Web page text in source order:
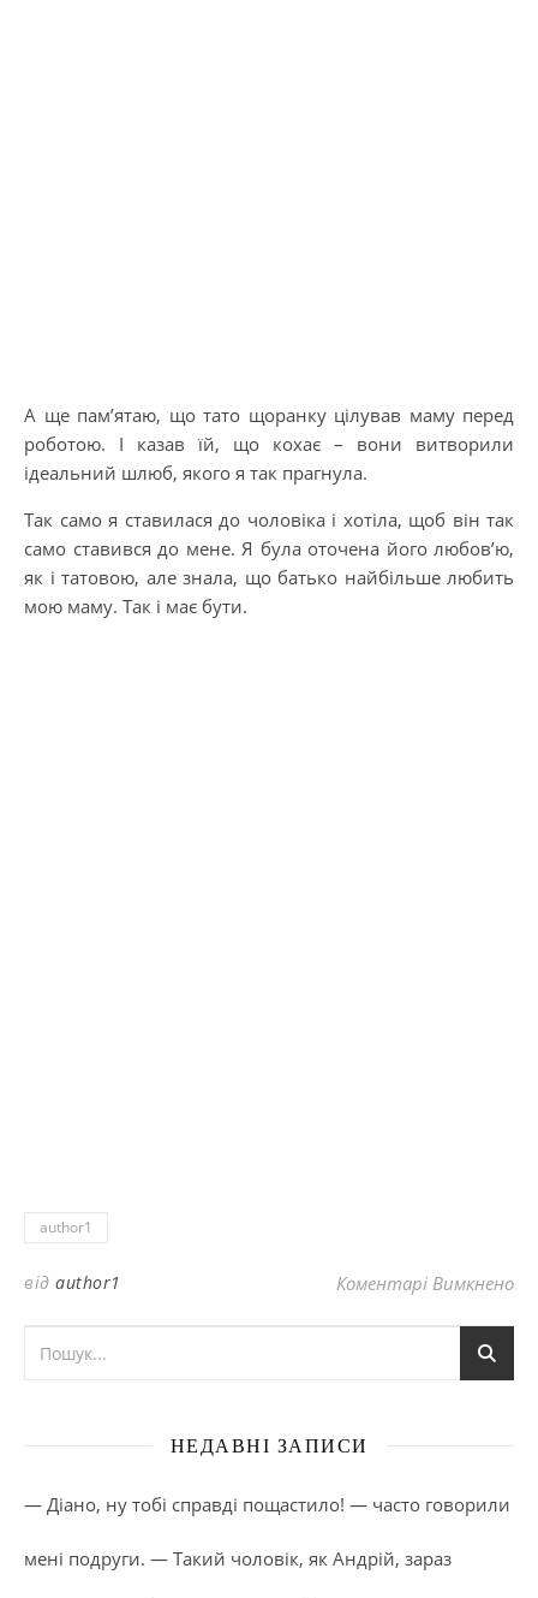
А ще пам’ятаю, що тато щоранку цілував маму перед
роботою. І казав їй, що кохає – вони витворили
ідеальний шлюб, якого я так прагнула.
Так само я ставилася до чоловіка і хотіла, щоб він так
само ставився до мене. Я була оточена його любов’ю,
як і татовою, але знала, що батько найбільше любить
мою маму. Так і має бути.
author1
від author1 Коментарі Вимкненодо
НЕДАВНІ ЗАПИСИ
— Діано, ну тобі справді пощастило! — часто говорили
мені подруги. — Такий чоловік, як Андрій, зараз